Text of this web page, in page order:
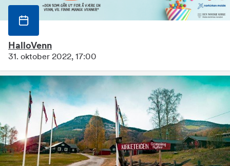
HalloVenn
31. oktober 2022, 17:00